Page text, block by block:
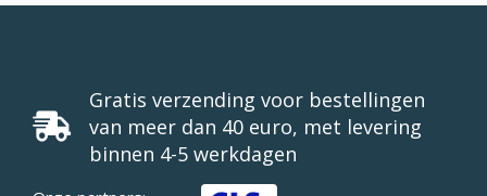
Gratis verzending voor bestellingen
van meer dan 40 euro, met levering
binnen 4-5 werkdagen